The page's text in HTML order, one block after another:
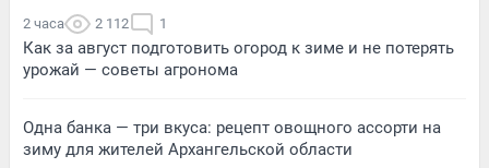
2 часа 2 112 1
Как за август подготовить огород к зиме и не потерять
урожай — советы агронома
Одна банка — три вкуса: рецепт овощного ассорти на
зиму для жителей Архангельской области